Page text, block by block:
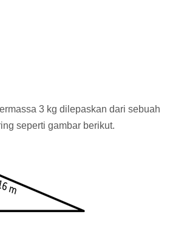
3 kg dilepaskan dari sebuah
seperti gambar berikut.